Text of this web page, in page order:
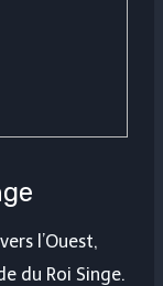
l’Ouest,
du Roi Singe.